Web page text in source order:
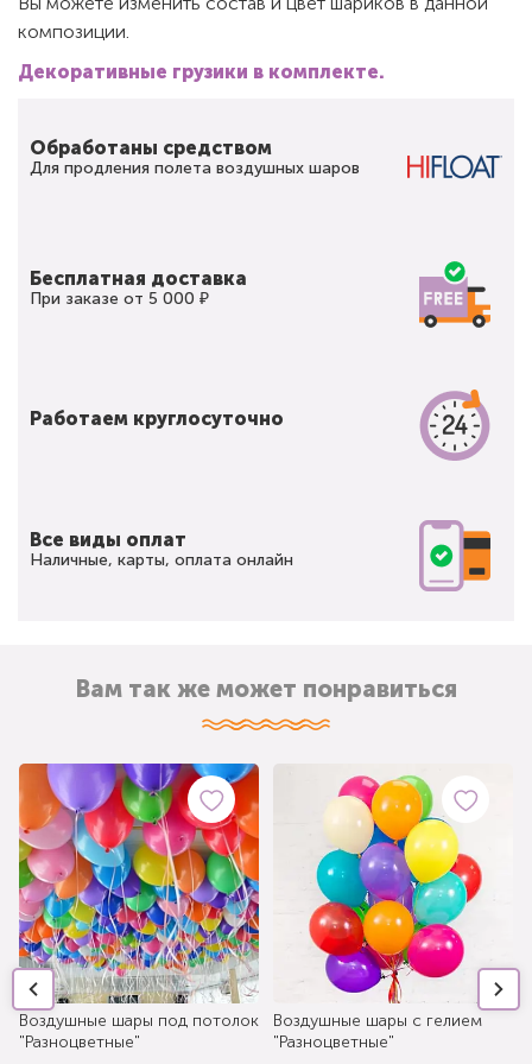
композиции.
Декоративные грузики в комплекте.
Обработаны средством
Для продления полета воздушных шаров
Бесплатная доставка
При заказе от 5 000 ₽
Работаем круглосуточно
Все виды оплат
Наличные, карты, оплата онлайн
Вам так же может понравиться
Воздушные шары под потолок
"Разноцветные"
Воздушные шары с гелием
"Разноцветные"